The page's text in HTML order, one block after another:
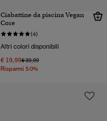
Ciabattine da piscina Vegan
Core
(4)
Altri colori disponibili
€ 19,99Prezzo ridotto da
€ 39,99a
Risparmi 50%